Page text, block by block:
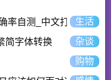
率自测_中文打字水平测
生活
简字体转换
杂谈
购物